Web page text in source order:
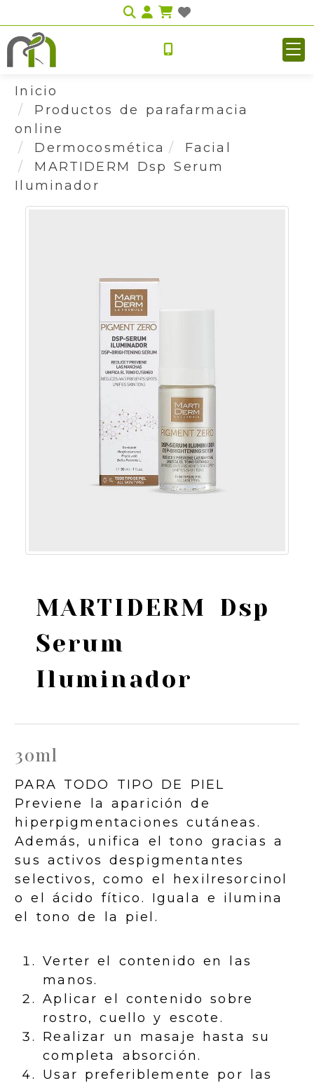
Identifícate
Inicio
Productos de parafarmacia
online
Dermocosmética
Facial
MARTIDERM Dsp Serum
Iluminador
MARTIDERM Dsp
Serum
Iluminador
30ml
PARA TODO TIPO DE PIEL
Previene la aparición de
hiperpigmentaciones cutáneas.
Además, unifica el tono gracias a
sus activos despigmentantes
selectivos, como el hexilresorcinol
o el ácido fítico. Iguala e ilumina
el tono de la piel.
Verter el contenido en las
manos.
Aplicar el contenido sobre
rostro, cuello y escote.
Realizar un masaje hasta su
completa absorción.
Usar preferiblemente por las